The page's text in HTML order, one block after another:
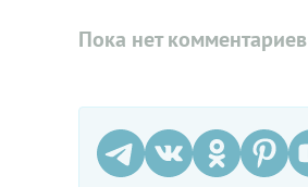
Пока нет комментариев